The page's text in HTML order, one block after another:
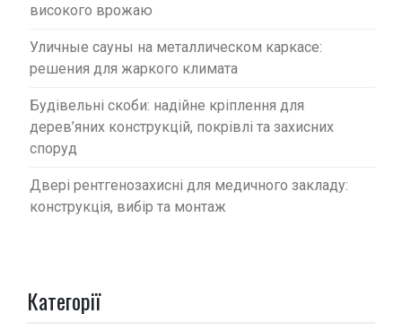
високого врожаю
Уличные сауны на металлическом каркасе:
решения для жаркого климата
Будівельні скоби: надійне кріплення для
дерев’яних конструкцій, покрівлі та захисних
споруд
Двері рентгенозахисні для медичного закладу:
конструкція, вибір та монтаж
Категорії